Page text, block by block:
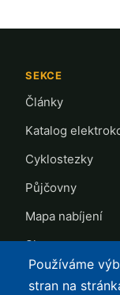
SEKCE
Články
Katalog
Cyklostezky
Půjčovny
Mapa nabíjení
Slevy
TOP LISTY Z DAT
Používáme
stran na